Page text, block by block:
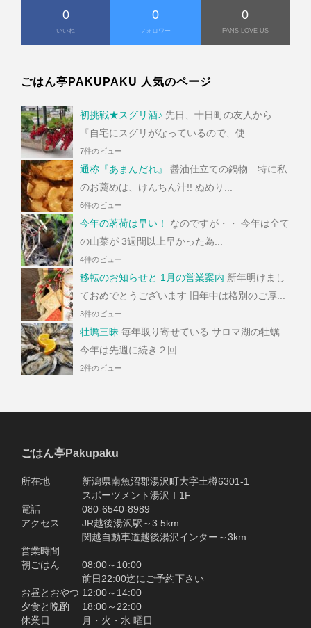
0
いいね
0
フォロワー
0
FANS LOVE US
ごはん亭PAKUPAKU 人気のページ
初挑戦★スグリ酒♪ 先日、十日町の友人から
『自宅にスグリがなっているので、使...
7件のビュー
通称『あまんだれ』
醤油仕立ての鍋物…特に私
のお薦めは、けんちん汁!! ぬめり...
6件のビュー
今年の茗荷は早い！
なのですが・・ 今年は全て
の山菜が 3週間以上早かった為...
4件のビュー
移転のお知らせと 1月の営業案内 新年明けまし
ておめでとうございます 旧年中は格別のご厚...
3件のビュー
牡蠣三昧 毎年取り寄せている サロマ湖の牡蠣
今年は先週に続き２回...
2件のビュー
ごはん亭Pakupaku
所在地 新潟県南魚沼郡湯沢町大字土樽6301-1
スポーツメント湯沢Ｉ1F
電話 080-6540-8989
アクセス JR越後湯沢駅～3.5km
関越自動車道越後湯沢インター～3km
営業時間
朝ごはん 08:00～10:00
前日22:00迄にご予約下さい
お昼とおやつ 12:00～14:00
夕食と晩酌 18:00～22:00
休業日 月・火・水 曜日